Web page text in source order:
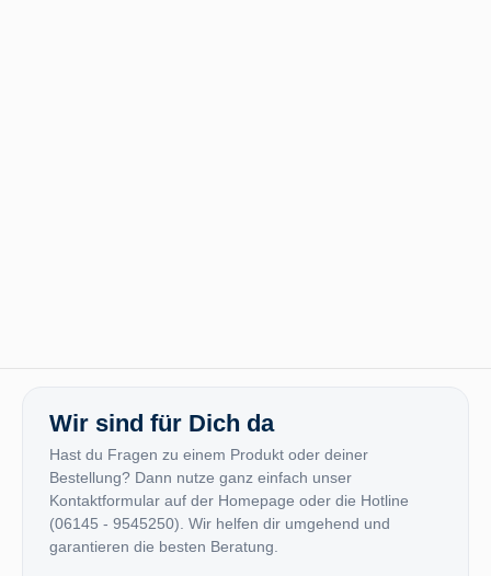
Wir sind für Dich da
Hast du Fragen zu einem Produkt oder deiner
Bestellung? Dann nutze ganz einfach unser
Kontaktformular auf der Homepage oder die Hotline
(06145 - 9545250). Wir helfen dir umgehend und
garantieren die besten Beratung.